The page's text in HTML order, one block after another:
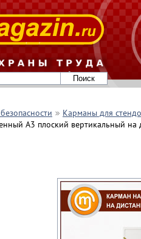
Карманы для
А3 плоский вертикальный на